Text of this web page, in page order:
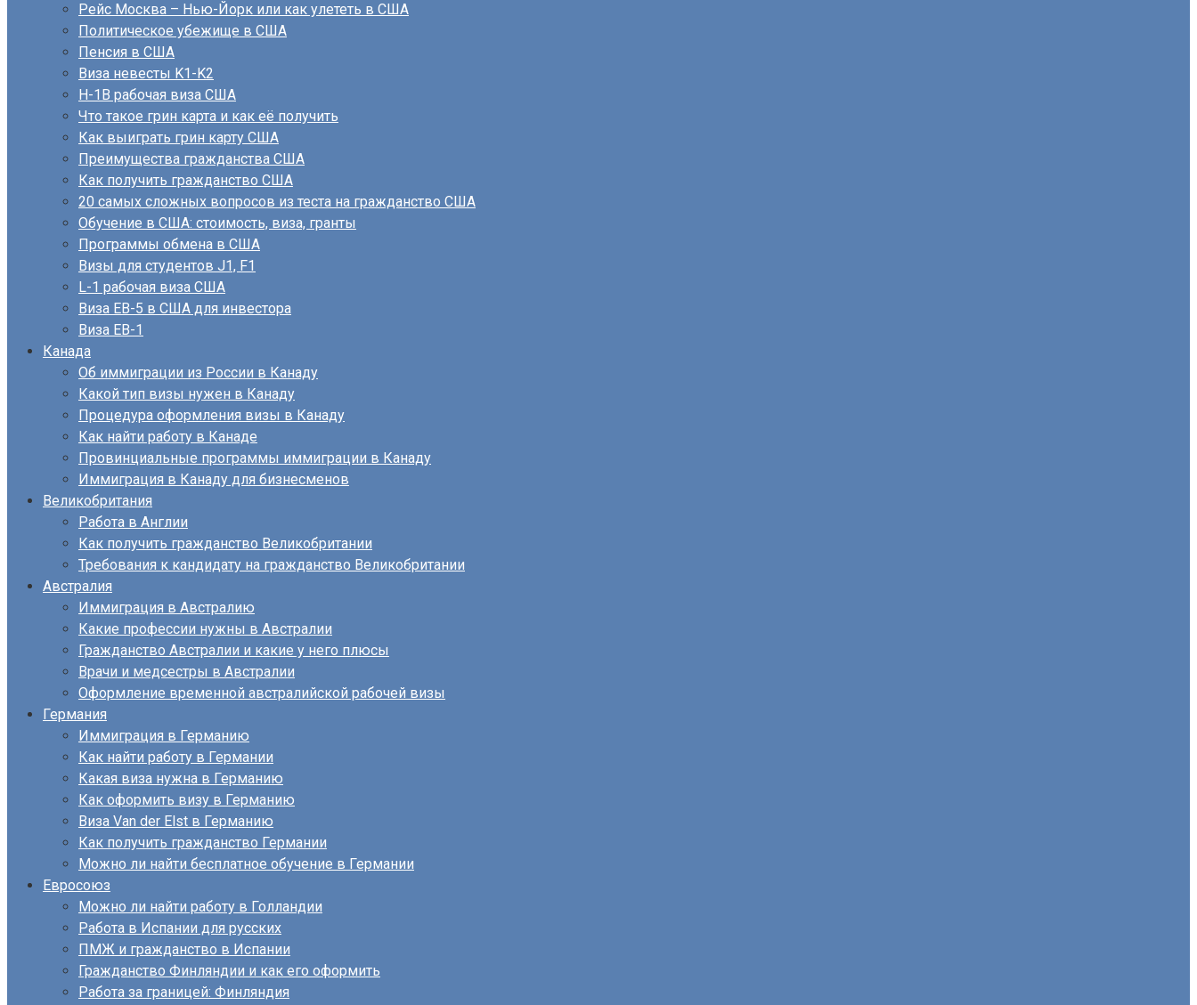
Рейс Москва – Нью-Йорк или как улететь в США
Политическое убежище в США
Пенсия в США
Виза невесты K1-K2
H-1B рабочая виза США
Что такое грин карта и как её получить
Как выиграть грин карту США
Преимущества гражданства США
Как получить гражданство США
20 самых сложных вопросов из теста на гражданство США
Обучение в США: стоимость, виза, гранты
Программы обмена в США
Визы для студентов J1, F1
L-1 рабочая виза США
Виза EB-5 в США для инвестора
Виза ЕВ-1
Канада
Об иммиграции из России в Канаду
Какой тип визы нужен в Канаду
Процедура оформления визы в Канаду
Как найти работу в Канаде
Провинциальные программы иммиграции в Канаду
Иммиграция в Канаду для бизнесменов
Великобритания
Работа в Англии
Как получить гражданство Великобритании
Требования к кандидату на гражданство Великобритании
Австралия
Иммиграция в Австралию
Какие профессии нужны в Австралии
Гражданство Австралии и какие у него плюсы
Врачи и медсестры в Австралии
Оформление временной австралийской рабочей визы
Германия
Иммиграция в Германию
Как найти работу в Германии
Какая виза нужна в Германию
Как оформить визу в Германию
Виза Van der Elst в Германию
Как получить гражданство Германии
Можно ли найти бесплатное обучение в Германии
Евросоюз
Можно ли найти работу в Голландии
Работа в Испании для русских
ПМЖ и гражданство в Испании
Гражданство Финляндии и как его оформить
Работа за границей: Финляндия